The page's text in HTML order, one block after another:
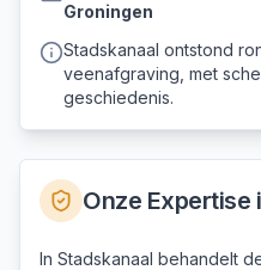
Groningen
Stadskanaal ontstond
veenafgraving, met
geschiedenis.
Onze Expertise
In Stadskanaal behandelt